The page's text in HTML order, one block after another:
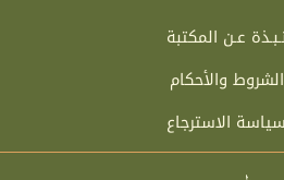
عـن المكتبة
الشروط والأحكام
سياسة الاسترجاع